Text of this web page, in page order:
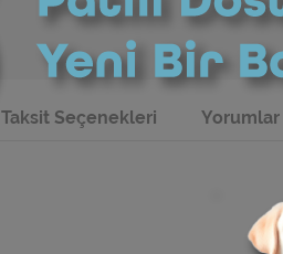
Taksit Seçenekleri Yorumlar